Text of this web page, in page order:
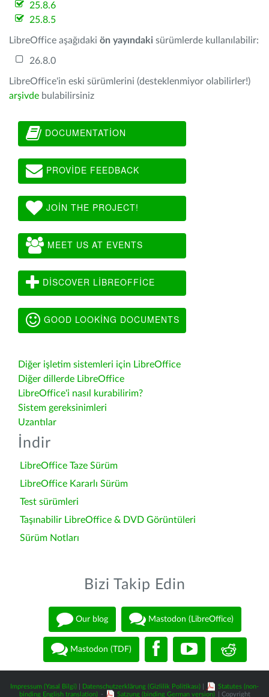
25.8.6
25.8.5
LibreOffice aşağıdaki ön yayındaki sürümlerde kullanılabilir:
26.8.0
LibreOffice'in eski sürümlerini (desteklenmiyor olabilirler!)
arşivde bulabilirsiniz
DOCUMENTATION
PROVIDE FEEDBACK
JOIN THE PROJECT!
MEET US AT EVENTS
DISCOVER LIBREOFFICE
GOOD LOOKING DOCUMENTS
Diğer işletim sistemleri için LibreOffice
Diğer dillerde LibreOffice
LibreOffice'i nasıl kurabilirim?
Sistem gereksinimleri
Uzantılar
İndir
LibreOffice Taze Sürüm
LibreOffice Kararlı Sürüm
Test sürümleri
Taşınabilir LibreOffice & DVD Görüntüleri
Sürüm Notları
Bizi Takip Edin
Our blog Mastodon (LibreOffice)
Mastodon (TDF)
Impressum (Yasal Bilgi) Datenschutzerklärung (Gizlilik Politikası)
Statutes (non-
binding English translation) - Satzung (binding German version) | Copyright